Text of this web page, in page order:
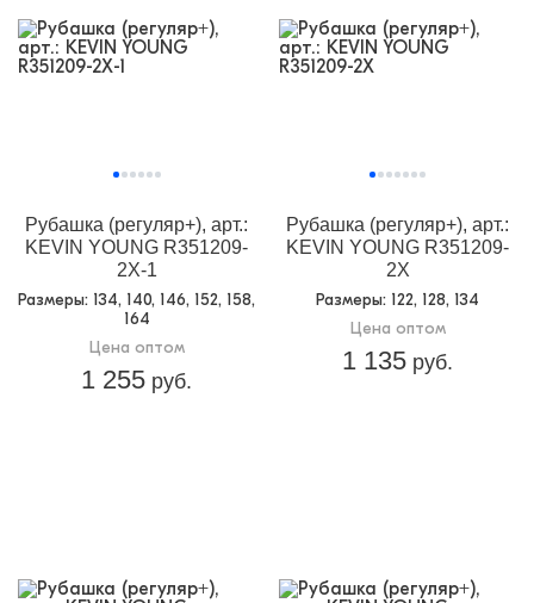
Рубашка (регуляр+), арт.:
KEVIN YOUNG R351209-
2X-1
Размеры: 134, 140, 146, 152, 158,
164
Цена оптом
1 255 руб.
Рубашка (регуляр+), арт.:
KEVIN YOUNG R351209-
2X
Размеры: 122, 128, 134
Цена оптом
1 135 руб.